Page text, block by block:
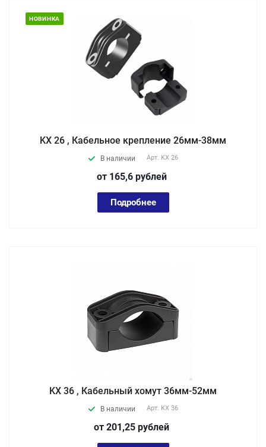
НОВИНКА
KX 26 , Кабельное крепление 26мм-38мм
В наличии Арт. KX 26
от 165,6 рублей
Подробнее
KX 36 , Кабельный хомут 36мм-52мм
В наличии Арт. KX 36
от 201,25 рублей